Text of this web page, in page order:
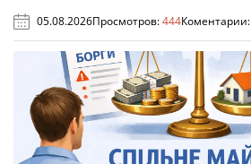
05.08.2026Просмотров:444Коментарии: